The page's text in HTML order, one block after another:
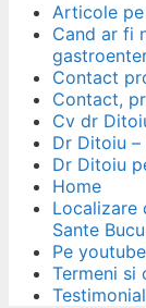
Articole
Cand ar fi
Contact
Contact,
Cv dr
Dr Ditoiu
Dr Ditoiu
Home
Localizare
Sante
Pe
Termeni